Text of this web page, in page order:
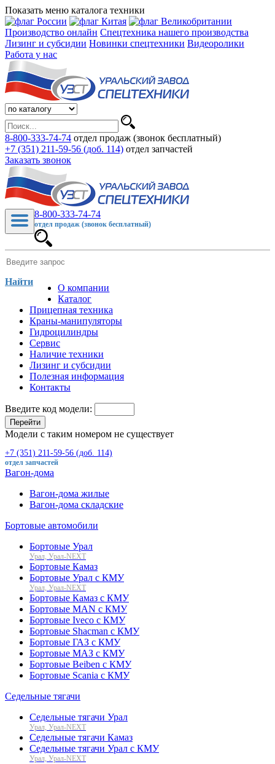
Показать меню каталога техники
Производство онлайн Спецтехника нашего производства
Лизинг и субсидии Новинки спецтехники Видеоролики
Работа у нас
8-800-333-74-74 отдел продаж (звонок бесплатный)
+7 (351) 211-59-56 (доб. 114) отдел запчастей
Заказать звонок
8-800-333-74-74
отдел продаж (звонок бесплатный)
Найти
О компании
Каталог
Прицепная техника
Краны-манипуляторы
Гидроцилиндры
Сервис
Наличие техники
Лизинг и субсидии
Полезная информация
Контакты
Введите код модели:
Перейти
Модели с таким номером не существует
+7 (351) 211-59-56 (доб. 114)
отдел запчастей
Вагон-дома
Вагон-дома жилые
Вагон-дома складские
Бортовые автомобили
Бортовые Урал
Урал, Урал-NEXT
Бортовые Камаз
Бортовые Урал с КМУ
Урал, Урал-NEXT
Бортовые Камаз с КМУ
Бортовые MAN с КМУ
Бортовые Iveco с КМУ
Бортовые Shacman с КМУ
Бортовые ГАЗ с КМУ
Бортовые МАЗ с КМУ
Бортовые Beiben с КМУ
Бортовые Scania с КМУ
Седельные тягачи
Седельные тягачи Урал
Урал, Урал-NEXT
Седельные тягачи Камаз
Седельные тягачи Урал с КМУ
Урал, Урал-NEXT